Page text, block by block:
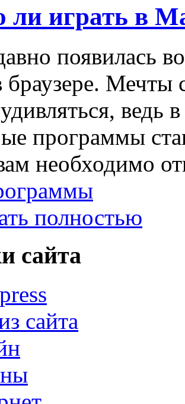
играть в
появилась
Мечты
ведь
программы
необходимо
полностью
сайта
сайта